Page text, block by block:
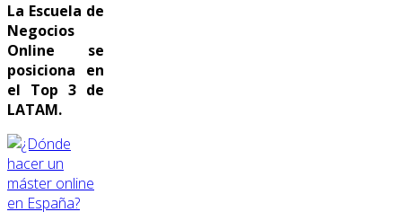
La Escuela de
Negocios
Online se
posiciona en
el Top 3 de
LATAM.